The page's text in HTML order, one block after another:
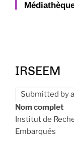
IRSEEM
Submitted by
Nom complet
Institut de
Embarqués